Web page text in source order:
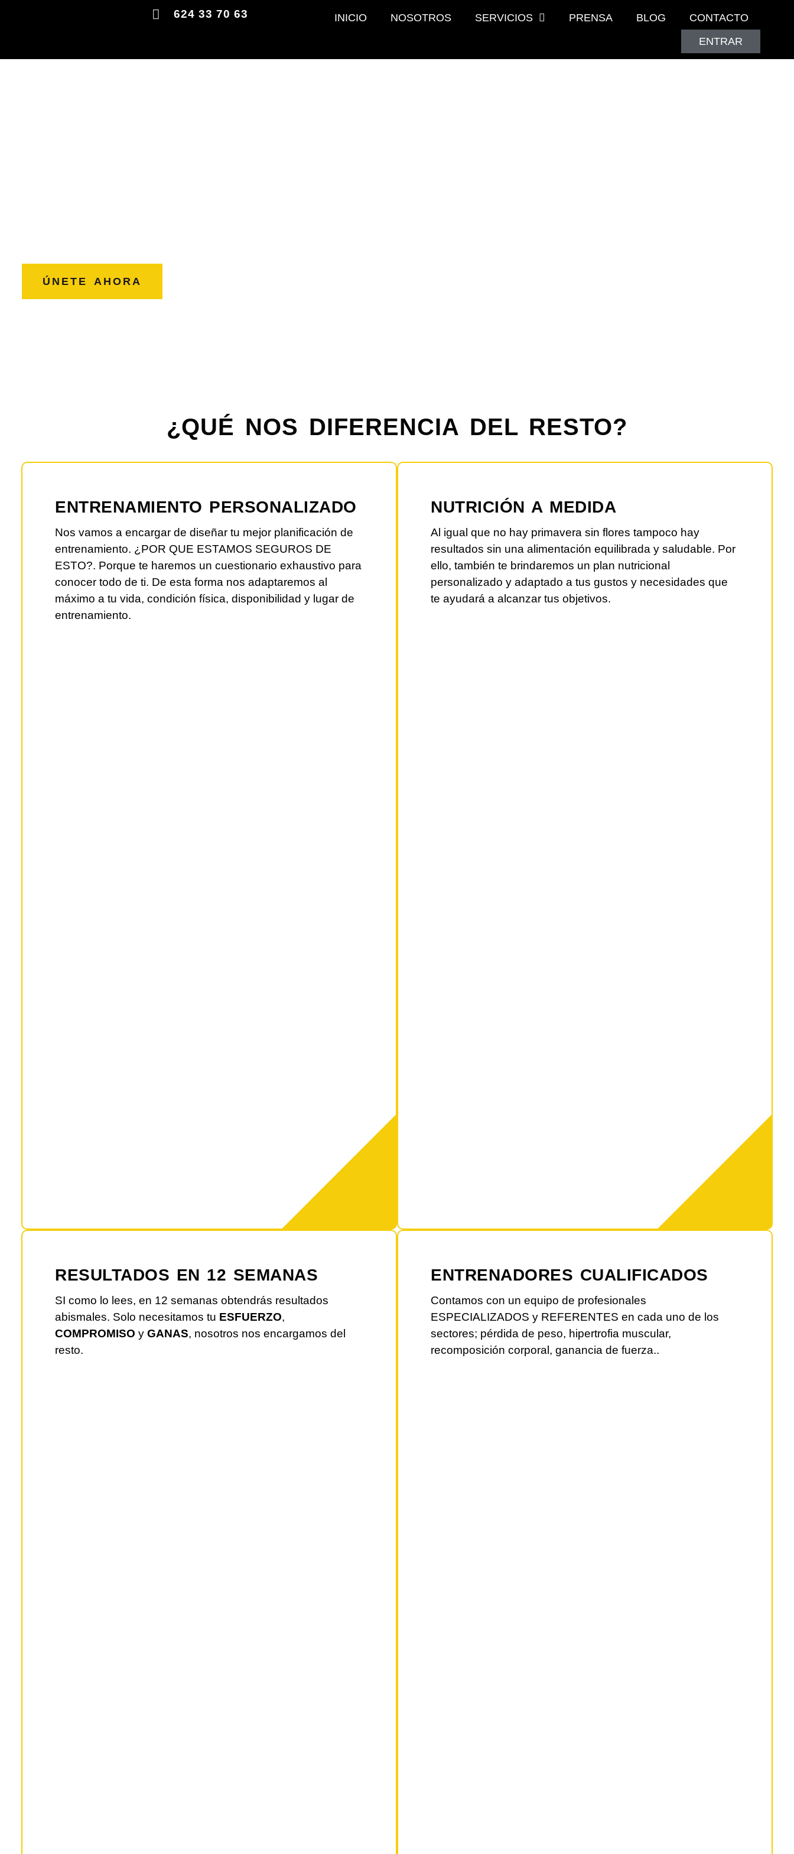
624 33 70 63 INICIO NOSOTROS SERVICIOS PRENSA BLOG
CONTACTO
ENTRAR
ÚNETE AHORA
¿QUÉ NOS DIFERENCIA DEL RESTO?
ENTRENAMIENTO PERSONALIZADO
Nos vamos a encargar de diseñar tu mejor planificación de
entrenamiento. ¿POR QUE ESTAMOS SEGUROS DE
ESTO?. Porque te haremos un cuestionario exhaustivo para
conocer todo de ti. De esta forma nos adaptaremos al
máximo a tu vida, condición física, disponibilidad y lugar de
entrenamiento.
NUTRICIÓN A MEDIDA
Al igual que no hay primavera sin flores tampoco hay
resultados sin una alimentación equilibrada y saludable. Por
ello, también te brindaremos un plan nutricional
personalizado y adaptado a tus gustos y necesidades que
te ayudará a alcanzar tus objetivos.
RESULTADOS EN 12 SEMANAS
SI como lo lees, en 12 semanas obtendrás resultados
abismales. Solo necesitamos tu ESFUERZO,
COMPROMISO yGANAS, nosotros nos encargamos del
resto.
ENTRENADORES CUALIFICADOS
Contamos con un equipo de profesionales
ESPECIALIZADOS y REFERENTES en cada uno de los
sectores; pérdida de peso, hipertrofia muscular,
recomposición corporal, ganancia de fuerza..